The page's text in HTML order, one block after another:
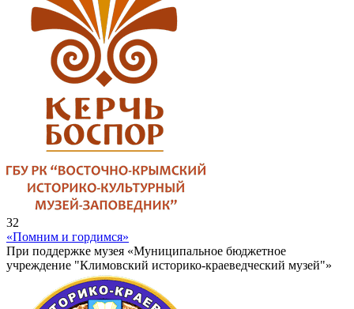
32
«Помним и гордимся»
При поддержке музея «Муниципальное бюджетное
учреждение "Климовский историко-краеведческий музей"»